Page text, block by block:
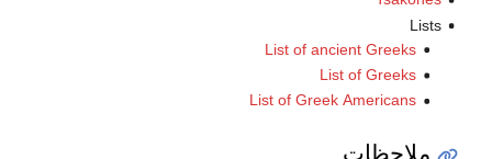
Lists
List of ancient Greeks
List of Greeks
List of Greek Americans
ملاحظات